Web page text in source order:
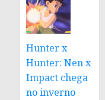
Hunter x
Hunter: Nen x
Impact chega
no inverno